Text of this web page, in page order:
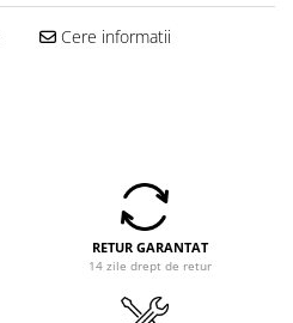
Cere informatii
RETUR GARANTAT
14 zile drept de retur